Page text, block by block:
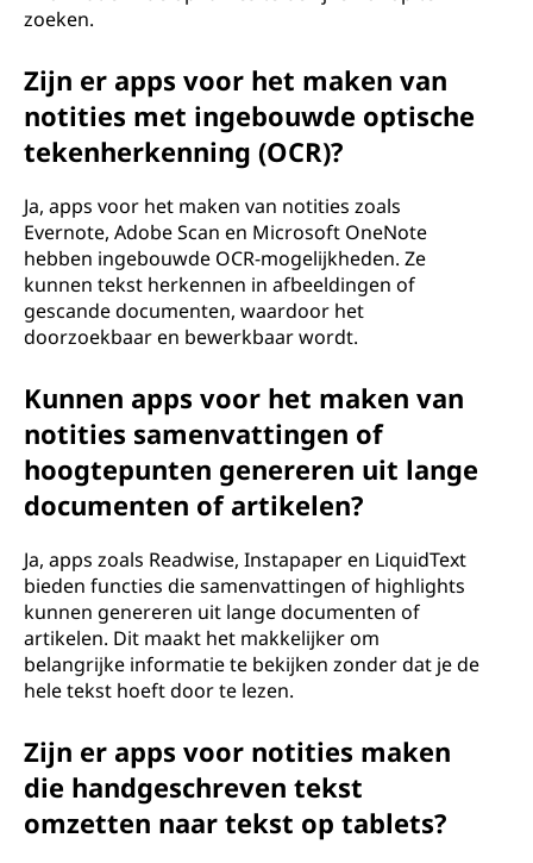
zoeken.
Zijn er apps voor het maken van
notities met ingebouwde optische
tekenherkenning (OCR)?
Ja, apps voor het maken van notities zoals
Evernote, Adobe Scan en Microsoft OneNote
hebben ingebouwde OCR-mogelijkheden. Ze
kunnen tekst herkennen in afbeeldingen of
gescande documenten, waardoor het
doorzoekbaar en bewerkbaar wordt.
Kunnen apps voor het maken van
notities samenvattingen of
hoogtepunten genereren uit lange
documenten of artikelen?
Ja, apps zoals Readwise, Instapaper en LiquidText
bieden functies die samenvattingen of highlights
kunnen genereren uit lange documenten of
artikelen. Dit maakt het makkelijker om
belangrijke informatie te bekijken zonder dat je de
hele tekst hoeft door te lezen.
Zijn er apps voor notities maken
die handgeschreven tekst
omzetten naar tekst op tablets?